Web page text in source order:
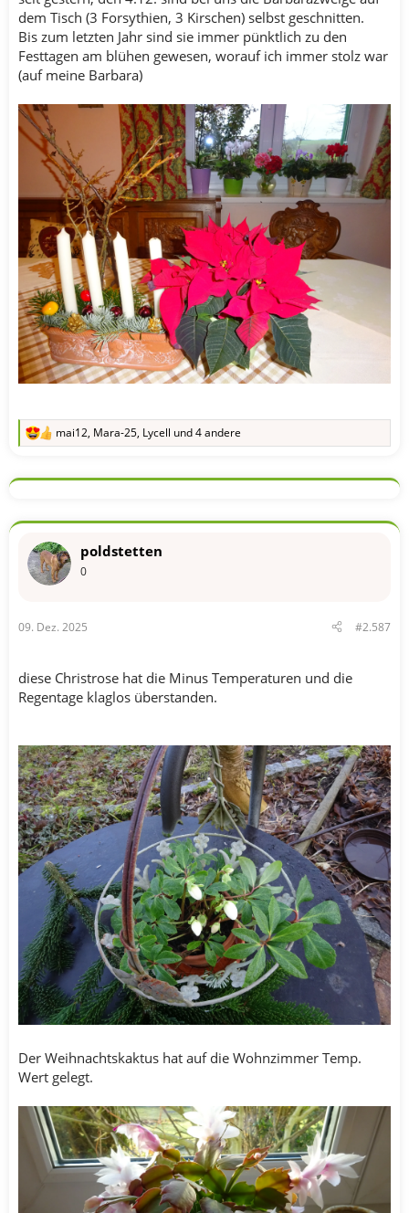
dem Tisch (3 Forsythien, 3 Kirschen) selbst geschnitten.
Bis zum letzten Jahr sind sie immer pünktlich zu den
Festtagen am blühen gewesen, worauf ich immer stolz war
(auf meine Barbara)
R
k
o
e
n
mai12, Mara-25, Lycell und 4 andere
poldstetten
0
09. Dez. 2025 #2.587
diese Christrose hat die Minus Temperaturen und die
Regentage klaglos überstanden.
Der Weihnachtskaktus hat auf die Wohnzimmer Temp.
Wert gelegt.